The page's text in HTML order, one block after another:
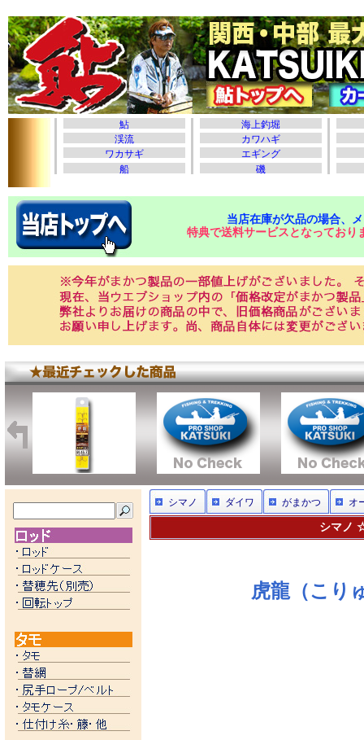
当店在庫が欠品の場合、
特典で送料サービスとなっており
シマノ ダイワ がまかつ オ
シマノ
虎龍 （こ